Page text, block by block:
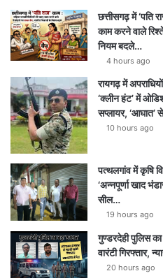
छत्तीसगढ़ में ‘पति
काम करने वाले
नियम बदले…
4 hours ago
रायगढ़ में
‘क्लीन हंट’ में
सप्लायर, ‘आघात’
10 hours ago
पत्थलगांव में कृषि
‘अन्नपूर्णा खाद
सील…
19 hours ago
गुण्डरदेही पुलिस
वारंटी गिरफ्तार,
20 hours ago